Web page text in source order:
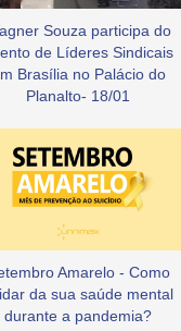
Souza participa do
de Líderes Sindicais
Brasília no Palácio do
Planalto- 18/01
Amarelo - Como
da sua saúde mental
durante a pandemia?